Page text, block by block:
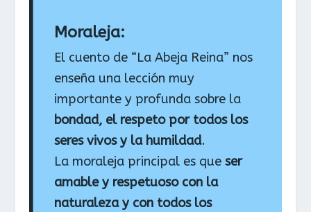
Moraleja:
El cuento de “La Abeja Reina” nos
enseña una lección muy
importante y profunda sobre la
bondad, el respeto por todos los
seres vivos y la humildad.
La moraleja principal es que ser
amable y respetuoso con la
naturaleza y con todos los